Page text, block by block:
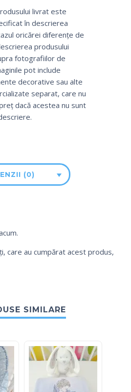
livrat este
în descrierea
oricărei diferențe de
produsului
fotografiilor de
pot include
decorative sau alte
separat, care nu
dacă acestea nu sunt
(0)
care au cumpărat acest produs,
SIMILARE